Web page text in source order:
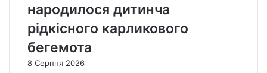
народилося дитинча
рідкісного карликового
бегемота
8 Серпня 2026